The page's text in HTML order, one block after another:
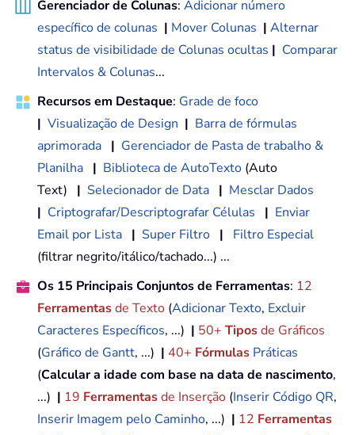
Gerenciador de Colunas: Adicionar número
específico de colunas | Mover Colunas | Alternar
status de visibilidade de Colunas ocultas | Comparar
Intervalos & Colunas...
Recursos em Destaque: Grade de foco
| Visualização de Design | Barra de fórmulas
aprimorada | Gerenciador de Pasta de trabalho &
Planilha | Biblioteca de AutoTexto (Auto
Text) | Selecionador de Data | Mesclar Dados
| Criptografar/Descriptografar Células | Enviar
Email por Lista | Super Filtro |
Filtro Especial
(filtrar negrito/itálico/tachado...) ...
Os 15 Principais Conjuntos de Ferramentas: 12
Ferramentasde Texto (Adicionar Texto, Excluir
Caracteres Específicos, ...) | 50+ Tiposde Gráficos
(Gráfico de Gantt, ...) | 40+ Fórmulas Práticas
(Calcular a idade com base na data de nascimento,
...) | 19 Ferramentasde Inserção (Inserir Código QR,
Inserir Imagem pelo Caminho, ...) | 12 Ferramentas